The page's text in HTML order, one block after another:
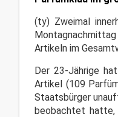
(ty) Zweimal
Montagnachmittag
Artikeln im
Der 23-Jährige
Artikel (109
Staatsbürger
beobachtet hatte,